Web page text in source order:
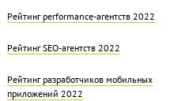
Рейтинг performance-агентств 2022
Рейтинг SEO-агентств 2022
Рейтинг разработчиков мобильных
приложений 2022